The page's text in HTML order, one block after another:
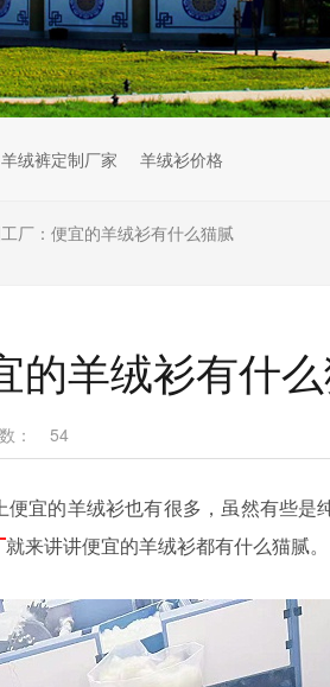
羊绒裤定制厂家 羊绒衫价格
厂：便宜的羊绒衫有什么猫腻
的羊绒衫有什
： 54
宜的羊绒衫也有很多，虽然有些是
就来讲讲便宜的羊绒衫都有什么猫腻。